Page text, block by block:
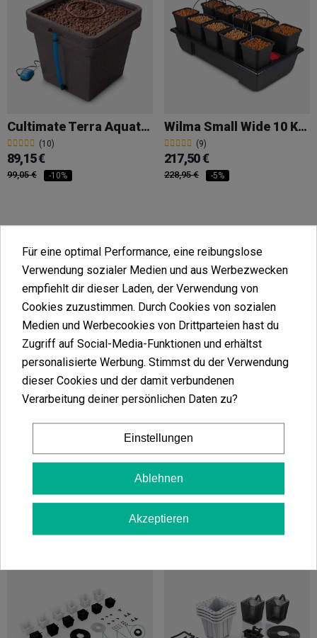
Cultimate Terra Aquatica L (GHE)
(10)
89,15 €
99,05 € -10%
Wilma Small Wide 10 Komplett 6,5 L
(9)
217,50 €
228,95 € -5%
Flo & Gro 500 Nutriculture
84,50 €
174,50 €
In den Warenkorb
Für eine optimal Performance, eine reibungslose
Verwendung sozialer Medien und aus Werbezwecken
empfiehlt dir dieser Laden, der Verwendung von
Cookies zuzustimmen. Durch Cookies von sozialen
Medien und Werbecookies von Drittparteien hast du
Zugriff auf Social-Media-Funktionen und erhältst
personalisierte Werbung. Stimmst du der Verwendung
dieser Cookies und der damit verbundenen
Verarbeitung deiner persönlichen Daten zu?
Einstellungen
Ablehnen
Akzeptieren